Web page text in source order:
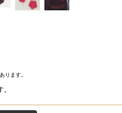
ります。